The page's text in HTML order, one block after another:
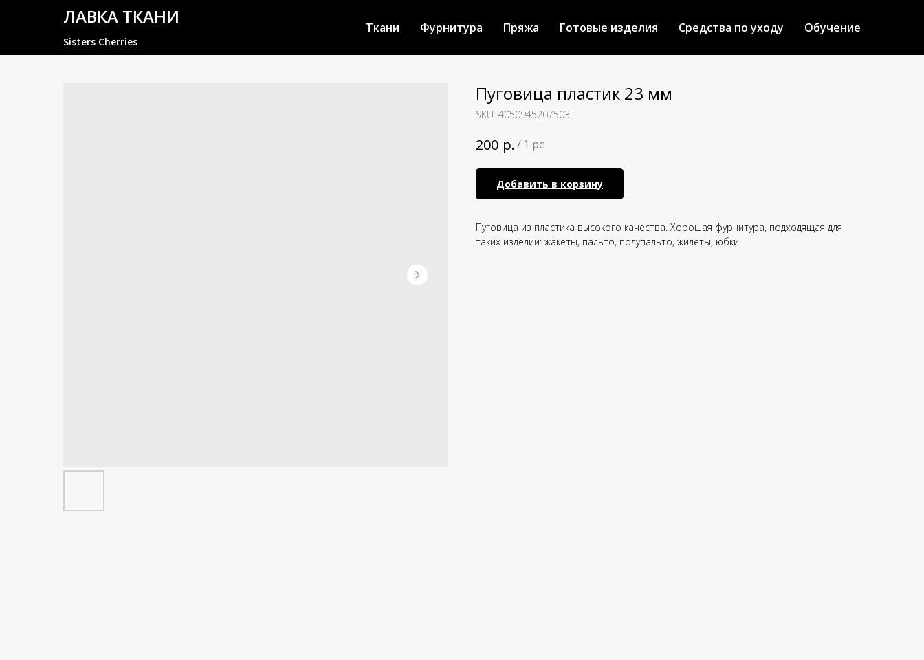
ЛАВКА ТКАНИ
Sisters Cherries
Ткани Фурнитура Пряжа Готовые изделия Средства по уходу Обучение
Пуговица пластик 23 мм
SKU: 4050945207503
200 р./ 1 pc
Добавить в корзину
Пуговица из пластика высокого качества. Хорошая фурнитура, подходящая для
таких изделий: жакеты, пальто, полупальто, жилеты, юбки.